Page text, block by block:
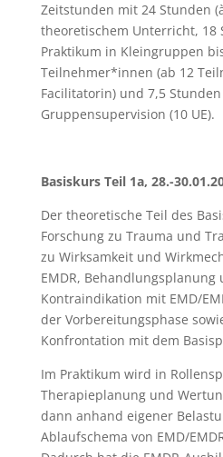
Zeitstunden mit 24 Stunden
theoretischem Unterricht, 18
Praktikum in Kleingruppen
Teilnehmer*innen (ab 12
Facilitatorin) und 7,5
Gruppensupervision (10 UE).
Basiskurs Teil 1a, 28.-
Der theoretische Teil des
Forschung zu Trauma und
zu Wirksamkeit und
EMDR,
Kontraindikation mit EMD/
der Vorbereitungsphase
Konfrontation mit dem
Im Praktikum wird in
Therapieplanung und
dann anhand eigener
Ablaufschema von EMD/